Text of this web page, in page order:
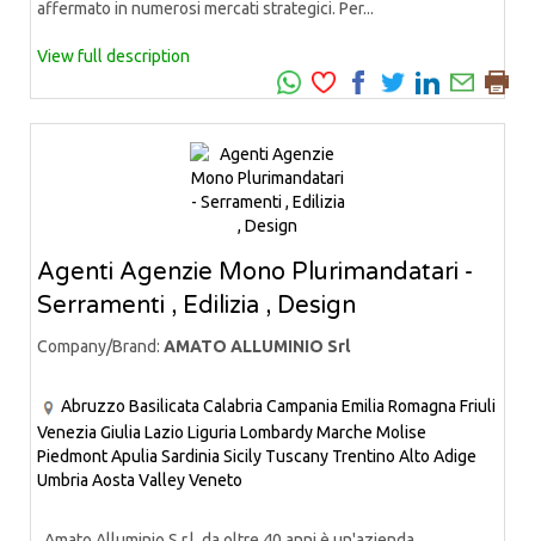
affermato in numerosi mercati strategici. Per...
View full description
Agenti Agenzie Mono Plurimandatari -
Serramenti , Edilizia , Design
Company/Brand: AMATO ALLUMINIO Srl
Abruzzo Basilicata Calabria Campania Emilia Romagna Friuli
Venezia Giulia Lazio Liguria LombardyMarche Molise
PiedmontApulia Sardinia Sicily Tuscany Trentino Alto Adige
Umbria Aosta ValleyVeneto